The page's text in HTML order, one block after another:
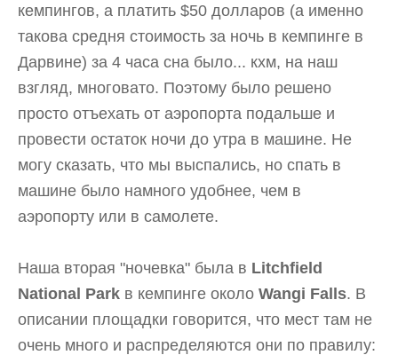
кемпингов, а платить $50 долларов (а именно
такова средня стоимость за ночь в кемпинге в
Дарвине) за 4 часа сна было... кхм, на наш
взгляд, многовато. Поэтому было решено
просто отъехать от аэропорта подальше и
провести остаток ночи до утра в машине. Не
могу сказать, что мы выспались, но спать в
машине было намного удобнее, чем в
аэропорту или в самолете.
Наша вторая "ночевка" была в Litchfield
National Park в кемпинге около Wangi Falls. В
описании площадки говорится, что мест там не
очень много и распределяются они по правилу: